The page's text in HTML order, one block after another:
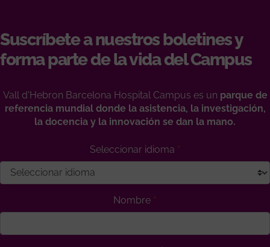
Suscríbete a nuestros boletines y
forma parte de la vida del Campus
Vall d'Hebron Barcelona Hospital Campus es un parque de
referencia mundial donde la asistencia, la investigación,
la docencia y la innovación se dan la mano.
Seleccionar idioma
Nombre